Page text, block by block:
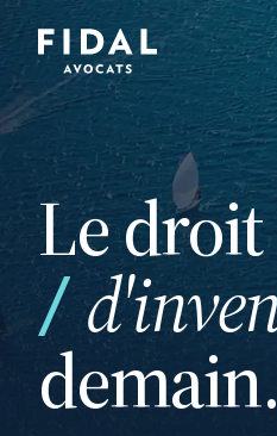
Aller
au
contenu
principalRechercher un mot clé,
Le droit
demain.
votre